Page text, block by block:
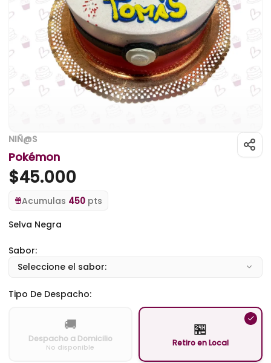
NIÑ@S
Pokémon
$45.000
Acumulas 450 pts
Selva Negra
Sabor:
Seleccione el sabor:
Tipo De Despacho:
🚚
Despacho a Domicilio
No disponible
🏪
Retiro en Local